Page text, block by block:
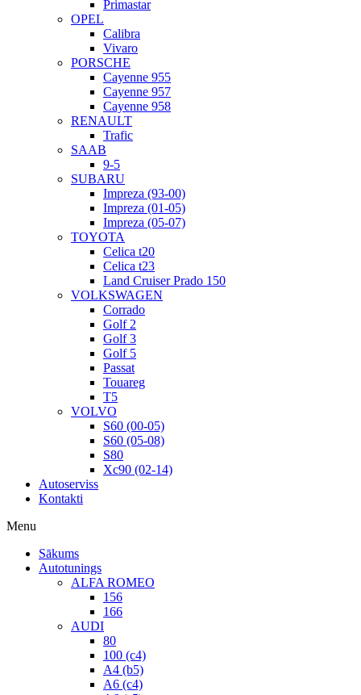
Primastar
OPEL
Calibra
Vivaro
PORSCHE
Cayenne 955
Cayenne 957
Cayenne 958
RENAULT
Trafic
SAAB
9-5
SUBARU
Impreza (93-00)
Impreza (01-05)
Impreza (05-07)
TOYOTA
Celica t20
Celica t23
Land Cruiser Prado 150
VOLKSWAGEN
Corrado
Golf 2
Golf 3
Golf 5
Passat
Touareg
T5
VOLVO
S60 (00-05)
S60 (05-08)
S80
Xc90 (02-14)
Autoserviss
Kontakti
Menu
Sākums
Autotunings
ALFA ROMEO
156
166
AUDI
80
100 (c4)
A4 (b5)
A6 (c4)